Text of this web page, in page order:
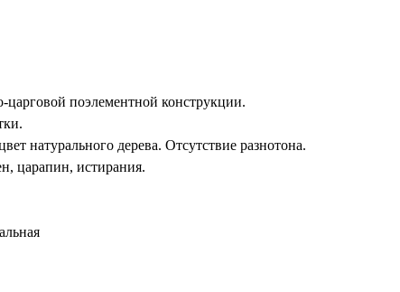
поэлементной конструкции.
натурального дерева. Отсутствие разнотона.
царапин, истирания.